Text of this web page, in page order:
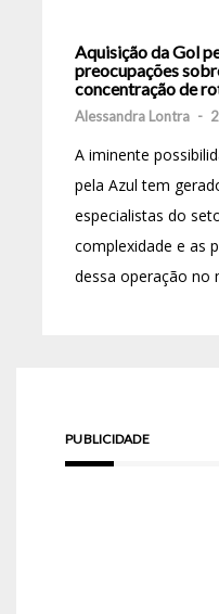
Aquisição da Gol
preocupações
concentração de
Alessandra Lontra -
A iminente
pela Azul tem
especialistas do
complexidade e as
dessa operação no
PUBLICIDADE